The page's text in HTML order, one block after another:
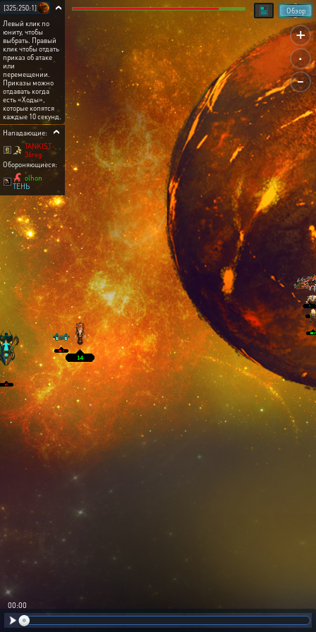
+
.
-
Обзор
[325:250:1]
Левый клик по
юниту, чтобы
выбрать. Правый
клик чтобы отдать
приказ об атаке
или
перемещении.
Приказы можно
отдавать когда
есть «Ходы»,
которые копятся
каждые 10 секунд.
Нападающие:
TANKIST-
36reg
Обороняющиеся:
olhon
ТЕНЬ
00:01